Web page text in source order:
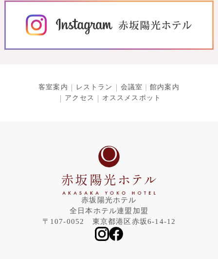
客室案内 レストラン 会議室
館内案内
アクセス
オススメスポット
赤坂陽光ホテル
全日本ホテル連盟加盟
〒107-0052 東京都港区赤坂6-14-12